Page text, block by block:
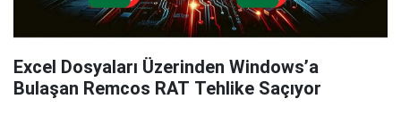
Excel Dosyaları Üzerinden Windows’a
Bulaşan Remcos RAT Tehlike Saçıyor